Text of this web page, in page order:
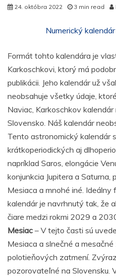
24. októbra 2022 3 min read
Numerický kalendár
Formát tohto kalendára je
Karkoschkovi, ktorý má
publikácii. Jeho kalendár už
neobsahuje všetky údaje,
Naviac, Karkoschkov
Slovensko. Náš kalendár
Tento astronomický kalendár
krátkoperiodických aj
napríklad Saros, elongácie
konjunkcia Jupitera a Saturna,
Mesiaca a mnohé iné.
kalendár je navrhnutý tak, že
čiare medzi rokmi 2029 a
Mesiac – V tejto časti sú
Mesiaca a slnečné a
polotieňových zatmení.
pozorovateľné na Slovensku.